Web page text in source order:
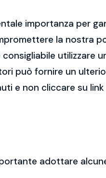
importanza per
la nostra
utilizzare
può fornire un
e non cliccare su
adottare